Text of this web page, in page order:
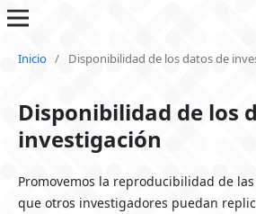
Inicio / Disponibilidad de los datos de
Disponibilidad de los
investigación
Promovemos la reproducibilidad de
que otros investigadores puedan